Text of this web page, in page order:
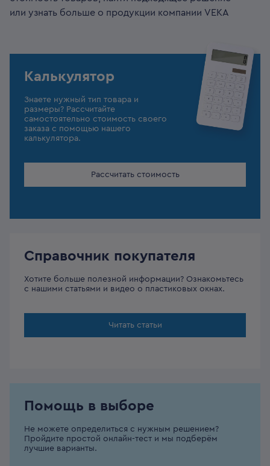
или узнать больше о продукции компании VEKA
Калькулятор
Знаете нужный тип товара и
размеры? Рассчитайте
самостоятельно стоимость своего
заказа с помощью нашего
калькулятора.
Рассчитать стоимость
Справочник покупателя
Хотите больше полезной информации? Ознакомьтесь
с нашими статьями и видео о пластиковых окнах.
Читать статьи
Помощь в выборе
Не можете определиться с нужным решением?
Пройдите простой онлайн-тест и мы подберём
лучшие варианты.